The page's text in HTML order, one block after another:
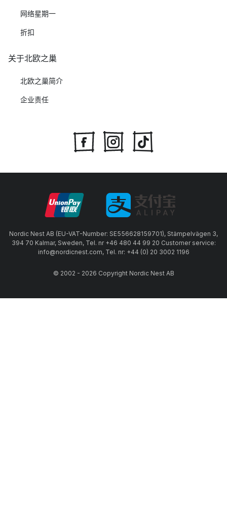
网络星期一
折扣
关于北欧之巢
北欧之巢简介
企业责任
Nordic Nest AB (EU-VAT-Number: SE556628159701), Stämpelvägen 3,
394 70 Kalmar, Sweden, Tel. nr +46 480 44 99 20 Customer service:
info@nordicnest.com, Tel. nr: +44 (0) 20 3002 1196
© 2002 - 2026 Copyright Nordic Nest AB